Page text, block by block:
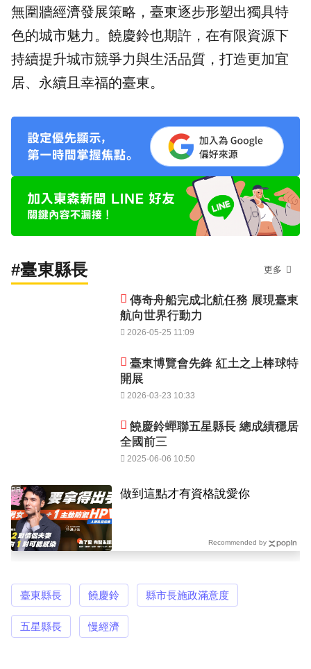
無圍牆經濟發展策略，臺東逐步形塑出獨具特
色的城市魅力。饒慶鈴也期許，在有限資源下
持續提升城市競爭力與生活品質，打造更加宜
居、永續且幸福的臺東。
#臺東縣長 更多
傳奇舟船完成北航任務 展現臺東
航向世界行動力
2026-05-25 11:09
臺東博覽會先鋒 紅土之上棒球特
開展
2026-03-23 10:33
饒慶鈴蟬聯五星縣長 總成績穩居
全國前三
2025-06-06 10:50
做到這點才有資格說愛你
PR
Recommended by
臺東縣長 饒慶鈴 縣市長施政滿意度
五星縣長 慢經濟